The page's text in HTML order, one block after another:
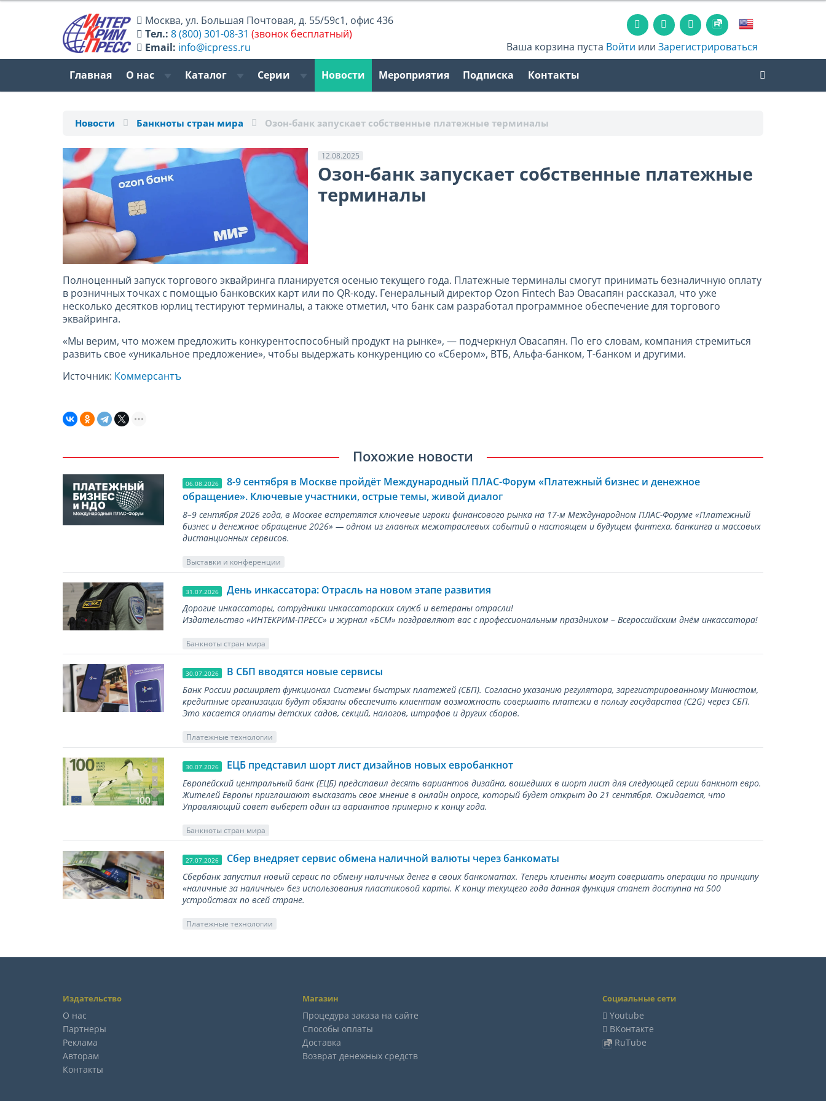
Москва,ул. Большая Почтовая, д. 55/59с1, офис 436
Тел.: 8 (800) 301-08-31 (звонок бесплатный)
Email: info@icpress.ru Ваша корзина пуста Войти илиЗарегистрироваться
Главная О нас Каталог Серии Новости Мероприятия Подписка Контакты
Новости Банкноты стран мира Озон-банк запускает собственные платежные терминалы
12.08.2025
Озон-банк запускает собственные платежные
терминалы
Полноценный запуск торгового эквайринга планируется осенью текущего года. Платежные терминалы смогут принимать безналичную оплату
в розничных точках с помощью банковских карт или по QR-коду. Генеральный директор Ozon Fintech Ваэ Овасапян рассказал, что уже
несколько десятков юрлиц тестируют терминалы, а также отметил, что банк сам разработал программное обеспечение для торгового
эквайринга.
«Мы верим, что можем предложить конкурентоспособный продукт на рынке», — подчеркнул Овасапян. По его словам, компания стремиться
развить свое «уникальное предложение», чтобы выдержать конкуренцию со «Сбером», ВТБ, Альфа-банком, Т-банком и другими.
Источник: Коммерсантъ
Похожие новости
06.08.2026
8-9 сентября в Москве пройдёт Международный ПЛАС-Форум «Платежный бизнес и денежное
обращение». Ключевые участники, острые темы, живой диалог
8–9 сентября 2026 года, в Москве встретятся ключевые игроки финансового рынка на 17-м Международном ПЛАС-Форуме «Платежный
бизнес и денежное обращение 2026» — одном из главных межотраслевых событий о настоящем и будущем финтеха, банкинга и массовых
дистанционных сервисов.
Выставки и конференции
31.07.2026 День инкассатора: Отрасль на новом этапе развития
Дорогие инкассаторы, сотрудники инкассаторских служб и ветераны отрасли!
Издательство «ИНТЕКРИМ-ПРЕСС» и журнал «БСМ» поздравляют вас с профессиональным праздником – Всероссийским днём инкассатора!
Банкноты стран мира
30.07.2026 В СБП вводятся новые сервисы
Банк России расширяет функционал Системы быстрых платежей (СБП). Согласно указанию регулятора, зарегистрированному Минюстом,
кредитные организации будут обязаны обеспечить клиентам возможность совершать платежи в пользу государства (С2G) через СБП.
Это касается оплаты детских садов, секций, налогов, штрафов и других сборов.
Платежные технологии
30.07.2026 ЕЦБ представил шорт лист дизайнов новых евробанкнот
Европейский центральный банк (ЕЦБ) представил десять вариантов дизайна, вошедших в шорт лист для следующей серии банкнот евро.
Жителей Европы приглашают высказать свое мнение в онлайн опросе, который будет открыт до 21 сентября. Ожидается, что
Управляющий совет выберет один из вариантов примерно к концу года.
Банкноты стран мира
27.07.2026 Сбер внедряет сервис обмена наличной валюты через банкоматы
Сбербанк запустил новый сервис по обмену наличных денег в своих банкоматах. Теперь клиенты могут совершать операции по принципу
«наличные за наличные» без использования пластиковой карты. К концу текущего года данная функция станет доступна на 500
устройствах по всей стране.
Платежные технологии
Издательство
О нас
Партнеры
Реклама
Авторам
Контакты
Магазин
Процедура заказа на сайте
Способы оплаты
Доставка
Возврат денежных средств
Социальные сети
Youtube
ВКонтакте
RuTube